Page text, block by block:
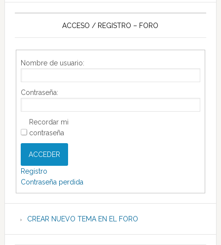
ACCESO / REGISTRO – FORO
Nombre de usuario:
Contraseña:
Recordar mi
contraseña
ACCEDER
Registro
Contraseña perdida
CREAR NUEVO TEMA EN EL FORO